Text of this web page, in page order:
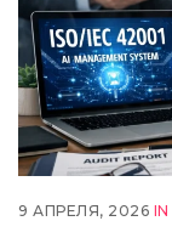
9 АПРЕЛЯ, 2026 IN